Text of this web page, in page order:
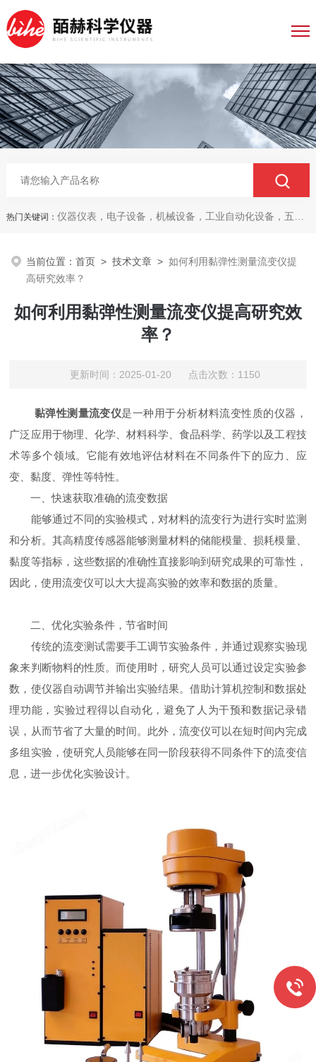
热门关键词： 仪器仪表，电子设备，机械设备，工业自动化设备，五金产品，电线电缆，金属材料，电子
当前位置：首页 >技术文章 >如何利用黏弹性测量流变仪提
高研究效率？
如何利用黏弹性测量流变仪提高研究效
率？
更新时间：2025-01-20 点击次数：1150
黏弹性测量流变仪是一种用于分析材料流变性质的仪器，
广泛应用于物理、化学、材料科学、食品科学、药学以及工程技
术等多个领域。它能有效地评估材料在不同条件下的应力、应
变、黏度、弹性等特性。
一、快速获取准确的流变数据
能够通过不同的实验模式，对材料的流变行为进行实时监测
和分析。其高精度传感器能够测量材料的储能模量、损耗模量、
黏度等指标，这些数据的准确性直接影响到研究成果的可靠性，
因此，使用流变仪可以大大提高实验的效率和数据的质量。
二、优化实验条件，节省时间
传统的流变测试需要手工调节实验条件，并通过观察实验现
象来判断物料的性质。而使用时，研究人员可以通过设定实验参
数，使仪器自动调节并输出实验结果。借助计算机控制和数据处
理功能，实验过程得以自动化，避免了人为干预和数据记录错
误，从而节省了大量的时间。此外，流变仪可以在短时间内完成
多组实验，使研究人员能够在同一阶段获得不同条件下的流变信
息，进一步优化实验设计。